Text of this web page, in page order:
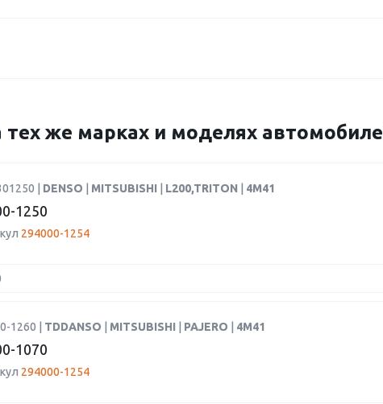
тех же марках и моделях
| DENSO MITSUBISHI L200,TRITON 4M41
1250
294000-1254
1260 | TDDANSO MITSUBISHI PAJERO 4M41
1070
294000-1254